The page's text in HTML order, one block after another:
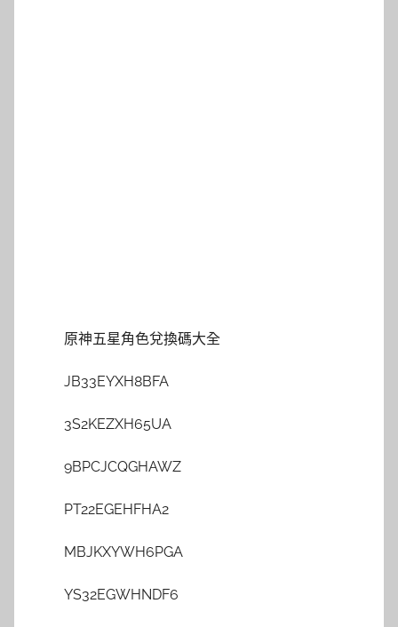
原神五星角色兌換碼大全
JB33EYXH8BFA
3S2KEZXH65UA
9BPCJCQGHAWZ
PT22EGEHFHA2
MBJKXYWH6PGA
YS32EGWHNDF6